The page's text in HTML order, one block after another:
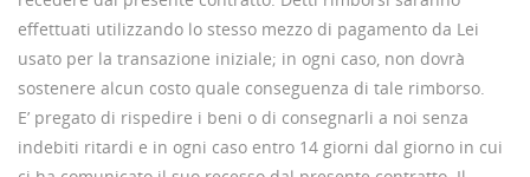
effettuati utilizzando lo stesso mezzo di pagamento da Lei
usato per la transazione iniziale; in ogni caso, non dovrà
sostenere alcun costo quale conseguenza di tale rimborso.
E’ pregato di rispedire i beni o di consegnarli a noi senza
indebiti ritardi e in ogni caso entro 14 giorni dal giorno in cui